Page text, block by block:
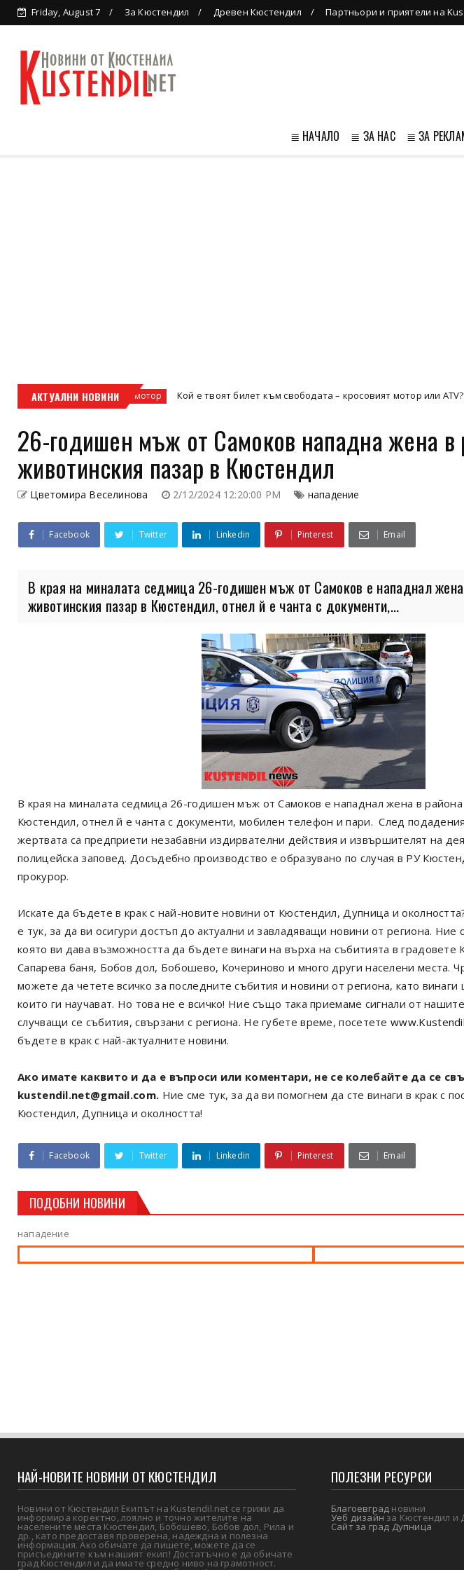
Friday, August 7 За Кюстендил Древен Кюстендил Партньори и приятели на
≣ НАЧАЛО ≣ ЗА НАС ≣ ЗА
АКТУАЛНИ НОВИНИ
кросов мотор Кой е твоят билет към свободата – кросовият мотор или ATV?
26-годишен мъж от Самоков нападна жена в
животинския пазар в Кюстендил
Цветомира Веселинова 2/12/2024 12:20:00 PM нападение
Facebook Twitter Linkedin Pinterest Email
В края на миналата седмица 26-годишен мъж от Самоков е нападнал
животинския пазар в Кюстендил, отнел й е чанта с документи,...
В края на миналата седмица 26-годишен мъж от Самоков е нападнал жена в района
Кюстендил, отнел й е чанта с документи, мобилен телефон и пари. След
жертвата са предприети незабавни издирвателни действия и извършителят на
полицейска заповед. Досъдебно производство е образувано по случая в РУ
прокурор.
Искате да бъдете в крак с най-новите новини от Кюстендил, Дупница и
е тук, за да ви осигури достъп до актуални и завладяващи новини от региона. Ние
която ви дава възможността да бъдете винаги на върха на събитията в
Сапарева баня, Бобов дол, Бобошево, Кочериново и много други населени места.
можете да четете всичко за последните събития и новини от региона, като
които ги научават. Но това не е всичко! Ние също така приемаме сигнали от
случващи се събития, свързани с региона. Не губете време, посетете
бъдете в крак с най-актуалните новини.
Ако имате каквито и да е въпроси или коментари, не се колебайте да се
kustendil.net@gmail.com. Ние сме тук, за да ви помогнем да сте винаги в крак с
Кюстендил, Дупница и околността!
Facebook Twitter Linkedin Pinterest Email
ПОДОБНИ НОВИНИ
нападение
НАЙ-НОВИТЕ НОВИНИ ОТ КЮСТЕНДИЛ
Новини от Кюстендил Екипът на Kustendil.net се грижи да
информира коректно, лоялно и точно жителите на
населените места Кюстендил, Бобошево, Бобов дол, Рила и
др., като предоставя проверена, надеждна и полезна
информация. Ако обичате да пишете, можете да се
присъедините към нашият екип! Достатъчно е да обичате
град Кюстендил и да имате средно ниво на грамотност.
ПОЛЕЗНИ РЕСУРСИ
Благоевград новини
Уеб дизайнза Кюстендил и
Сайт за град Дупница